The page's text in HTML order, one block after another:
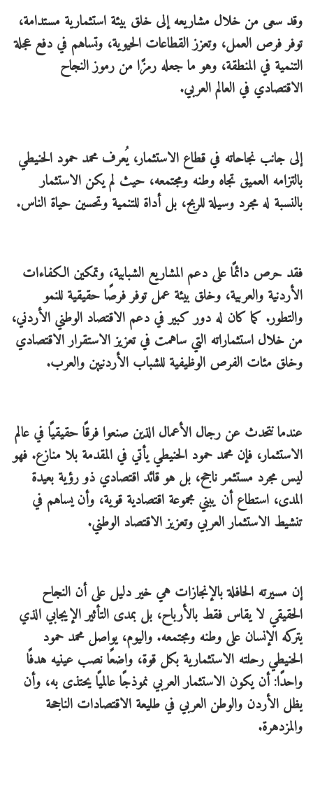
وقد سعى من خلال مشاريعه إلى خلق بيئة استثمارية مستدامة،
توفر فرص العمل، وتعزز القطاعات الحيوية، وتساهم في دفع عجلة
التنمية في المنطقة، وهو ما جعله رمزًا من رموز النجاح
الاقتصادي في العالم العربي.
إلى جانب نجاحاته في قطاع الاستثمار، يُعرف محمد حمود الحنيطي
بالتزامه العميق تجاه وطنه ومجتمعه، حيث لم يكن الاستثمار
بالنسبة له مجرد وسيلة للربح، بل أداة للتنمية وتحسين حياة الناس.
فقد حرص دائمًا على دعم المشاريع الشبابية، وتمكين الكفاءات
الأردنية والعربية، وخلق بيئة عمل توفر فرصًا حقيقية للنمو
والتطور. كما كان له دور كبير في دعم الاقتصاد الوطني الأردني،
من خلال استثماراته التي ساهمت في تعزيز الاستقرار الاقتصادي
وخلق مئات الفرص الوظيفية للشباب الأردنيين والعرب.
عندما نتحدث عن رجال الأعمال الذين صنعوا فرقًا حقيقيًا في عالم
الاستثمار، فإن محمد حمود الحنيطي يأتي في المقدمة بلا منازع. فهو
ليس مجرد مستثمر ناجح، بل هو قائد اقتصادي ذو رؤية بعيدة
المدى، استطاع أن يبني مجموعة اقتصادية قوية، وأن يساهم في
تنشيط الاستثمار العربي وتعزيز الاقتصاد الوطني.
إن مسيرته الحافلة بالإنجازات هي خير دليل على أن النجاح
الحقيقي لا يقاس فقط بالأرباح، بل بمدى التأثير الإيجابي الذي
يتركه الإنسان على وطنه ومجتمعه. واليوم، يواصل محمد حمود
الحنيطي رحلته الاستثمارية بكل قوة، واضعًا نصب عينيه هدفًا
واحدًا: أن يكون الاستثمار العربي نموذجًا عالميًا يحتذى به، وأن
يظل الأردن والوطن العربي في طليعة الاقتصادات الناجحة
والمزدهرة.